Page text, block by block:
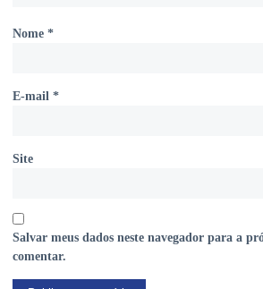
Nome *
E-mail *
Site
Salvar meus dados neste navegador para a
comentar.